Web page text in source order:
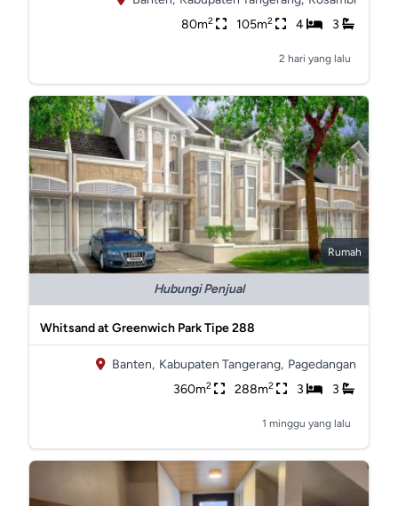
80m2 105m2 4 3
2 hari yang lalu
Rumah
Hubungi Penjual
Whitsand at Greenwich Park Tipe 288
Banten, Kabupaten Tangerang, Pagedangan
360m2 288m2 3 3
1 minggu yang lalu